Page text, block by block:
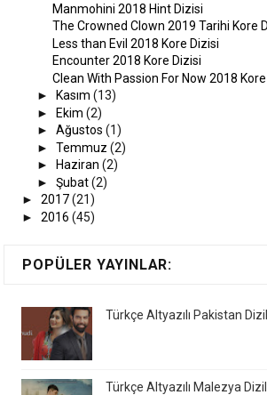
Manmohini 2018 Hint Dizisi
The Crowned Clown 2019 Tarihi Kore
Less than Evil 2018 Kore Dizisi
Encounter 2018 Kore Dizisi
Clean With Passion For Now 2018
►
Kasım(13)
►
Ekim(2)
►Ağustos(1)
►Temmuz(2)
►
Haziran(2)
►Şubat(2)
►2017(21)
►2016(45)
POPÜLER YAYINLAR:
Türkçe Altyazılı Pakistan
Türkçe Altyazılı Malezya